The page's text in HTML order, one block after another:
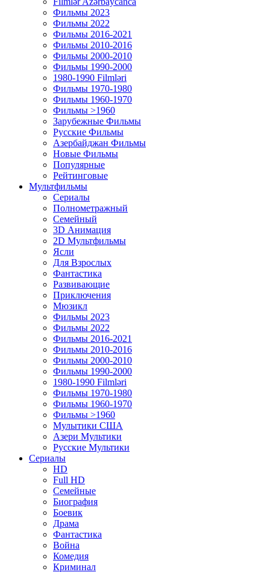
Фильмы 2023
Фильмы 2022
Фильмы 2016-2021
Фильмы 2010-2016
Фильмы 2000-2010
Фильмы 1990-2000
1980-1990 Filmləri
Фильмы 1970-1980
Фильмы 1960-1970
Фильмы >1960
Зарубежные Фильмы
Русские Фильмы
Азербайджан Фильмы
Новые Фильмы
Популярные
Рейтинговые
Мультфильмы
Сериалы
Полнометражный
Семейный
3D Анимация
2D Мультфильмы
Ясли
Для Взрослых
Фантастика
Развивающие
Приключения
Мюзикл
Фильмы 2023
Фильмы 2022
Фильмы 2016-2021
Фильмы 2010-2016
Фильмы 2000-2010
Фильмы 1990-2000
1980-1990 Filmləri
Фильмы 1970-1980
Фильмы 1960-1970
Фильмы >1960
Мулытики США
Азери Мультики
Русские Мультики
Сериалы
HD
Full HD
Семейные
Биография
Боевик
Драма
Фантастика
Война
Комедия
Криминал